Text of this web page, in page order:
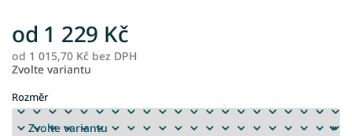
od 1 229 Kč
od 1 015,70 Kč bez DPH
Zvolte variantu
Rozměr